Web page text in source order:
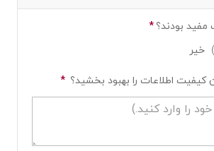
*
خیر
*